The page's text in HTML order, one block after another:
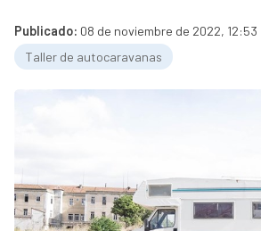
Publicado: 08 de noviembre de 2022, 12:53
Taller de autocaravanas